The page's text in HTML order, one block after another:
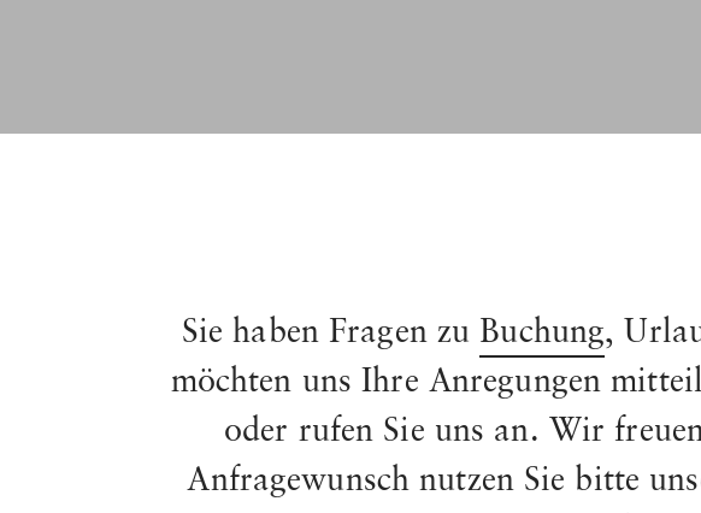
Sie haben Fragen zu Buchung,
möchten uns Ihre Anregungen
oder rufen Sie uns an. Wir
Anfragewunsch nutzen Sie bitte